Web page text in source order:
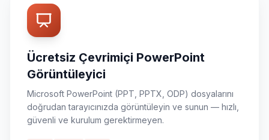
Ücretsiz Çevrimiçi PowerPoint
Görüntüleyici
Microsoft PowerPoint (PPT, PPTX, ODP) dosyalarını
doğrudan tarayıcınızda görüntüleyin ve sunun — hızlı,
güvenli ve kurulum gerektirmeyen.